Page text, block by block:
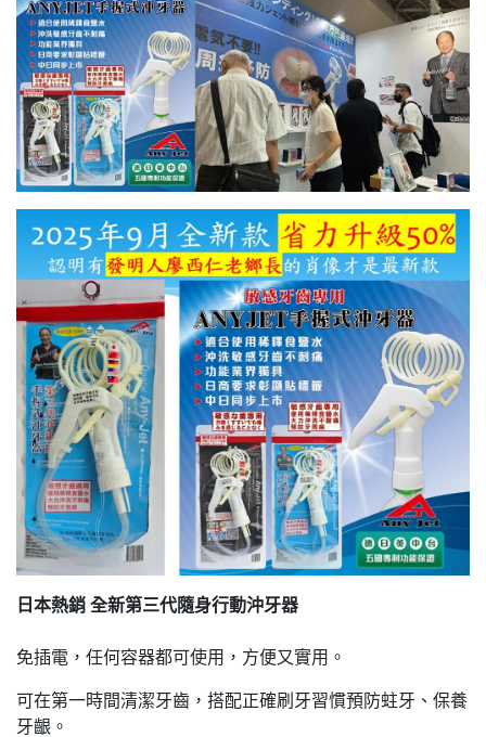
日本熱銷 全新第三代隨身行動沖牙器
免插電，任何容器都可使用，方便又實用。
可在第一時間清潔牙齒，搭配正確刷牙習慣預防蛀牙、保養
牙齦。